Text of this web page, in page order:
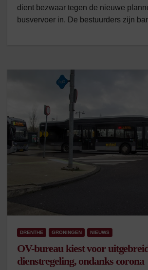
dient bezwaar tegen de nieuwe
busvervoer in. De bestuurders zijn
DRENTHE GRONINGEN NIEUWS
OV-bureau kiest voor
dienstregeling, ondanks corona